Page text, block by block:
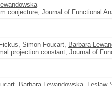
conjecture, Journal of Functional
Simon Foucart, Barbara
projection constant, Journal of
Barbara Lewandowska, Leslaw